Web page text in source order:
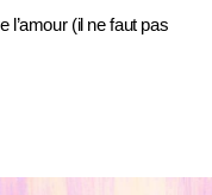
l’amour (il ne faut pas